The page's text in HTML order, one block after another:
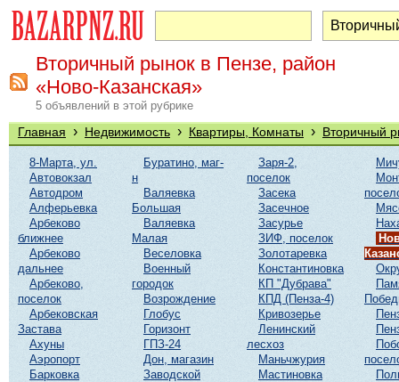
Вторичный рынок в Пензе, район
«Ново-Казанская»
5 объявлений в этой рубрике
Главная › Недвижимость › Квартиры, Комнаты › Вторичный
8-Марта, ул.
Автовокзал
Автодром
Алферьевка
Арбеково
ближнее
Арбеково
дальнее
Арбеково,
поселок
Арбековская
Застава
Ахуны
Аэропорт
Барковка
Буратино, маг-
н
Валяевка
Большая
Валяевка
Малая
Веселовка
Военный
городок
Возрождение
Глобус
Горизонт
ГПЗ-24
Дон, магазин
Заводской
Заря-2,
поселок
Засека
Засечное
Засурье
ЗИФ, поселок
Золотаревка
Константиновка
КП "Дубрава"
КПД (Пенза-4)
Кривозерье
Ленинский
лесхоз
Маньчжурия
Мастиновка